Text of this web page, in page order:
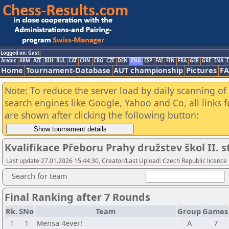
Logged on: Gast
Arabic ARM AZE BIH BUL CAT CHN CRO CZE DEN ENG ESP FAI FIN FRA GER GRE INA
Home Tournament-Database AUT championship Pictures
Note: To reduce the server load by daily scanning
search engines like Google, Yahoo and Co, all
are shown after clicking the following button:
Kvalifikace Přeboru Prahy družstev škol II.
Last update 27.01.2026 15:44:30, Creator/Last Upload: Czech Republic licence
Search for team
Final Ranking after 7 Rounds
Rk.SNo Team Group Games
1
1 Mensa 4ever! A 7